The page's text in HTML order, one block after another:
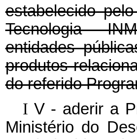
estabelecido
Tecnologia -
entidades
produtos
do referido
I V - aderir a
Ministério do